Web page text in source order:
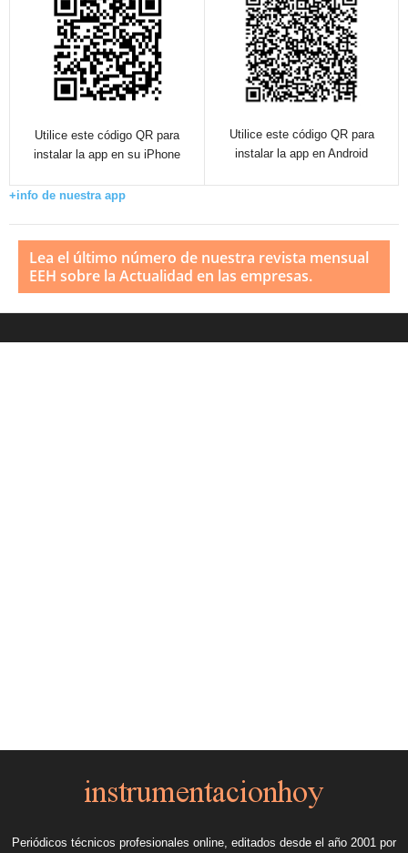
Utilice este código QR para
instalar la app en su iPhone
Utilice este código QR para
instalar la app en Android
+info de nuestra app
Lea el último número de nuestra revista mensual
EEH sobre la Actualidad en las empresas.
Periódicos técnicos profesionales online, editados desde el año 2001 por